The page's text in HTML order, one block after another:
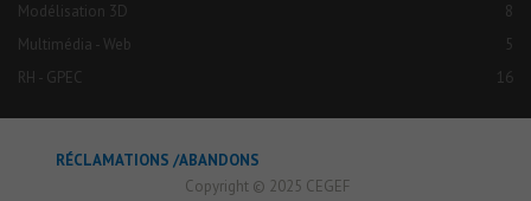
Modélisation 3D
8
Multimédia - Web
5
RH - GPEC
16
RÉCLAMATIONS /ABANDONS
Copyright © 2025 CEGEF